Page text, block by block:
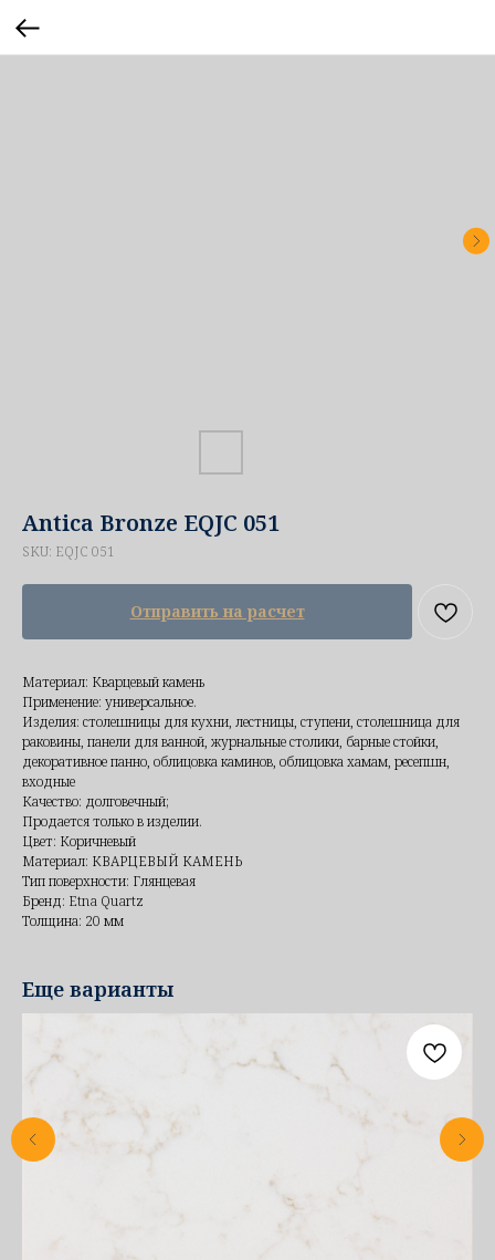
Antica Bronze EQJC 051
SKU: EQJC 051
Отправить на расчет
Материал: Кварцевый камень
Применение: универсальное.
Изделия: столешницы для кухни, лестницы, ступени, столешница для
раковины, панели для ванной, журнальные столики, барные стойки,
декоративное панно, облицовка каминов, облицовка хамам, ресепшн,
входные
Качество: долговечный;
Продается только в изделии.
Цвет: Коричневый
Материал: КВАРЦЕВЫЙ КАМЕНЬ
Тип поверхности: Глянцевая
Бренд: Etna Quartz
Толщина: 20 мм
Еще варианты